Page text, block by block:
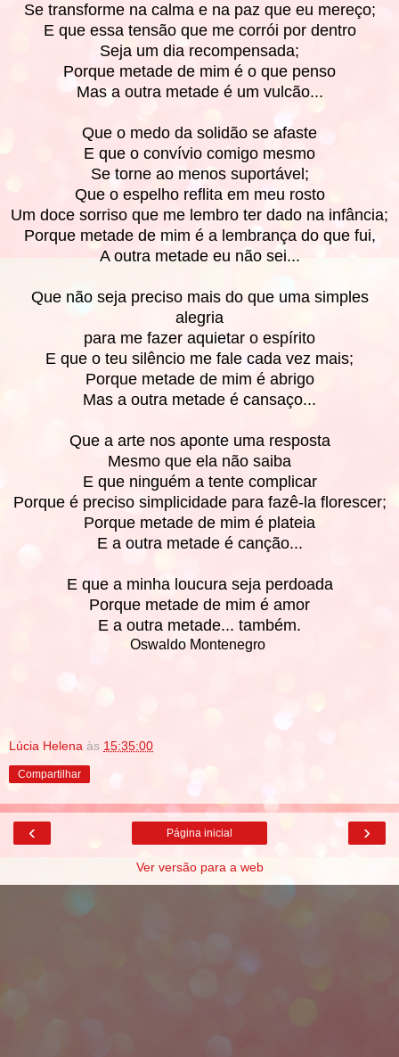
Se transforme na calma e na paz que eu mereço;
E que essa tensão que me corrói por dentro
Seja um dia recompensada;
Porque metade de mim é o que penso
Mas a outra metade é um vulcão...
Que o medo da solidão se afaste
E que o convívio comigo mesmo
Se torne ao menos suportável;
Que o espelho reflita em meu rosto
Um doce sorriso que me lembro ter dado na infância;
Porque metade de mim é a lembrança do que fui,
A outra metade eu não sei...
Que não seja preciso mais do que uma simples
alegria
para me fazer aquietar o espírito
E que o teu silêncio me fale cada vez mais;
Porque metade de mim é abrigo
Mas a outra metade é cansaço...
Que a arte nos aponte uma resposta
Mesmo que ela não saiba
E que ninguém a tente complicar
Porque é preciso simplicidade para fazê-la florescer;
Porque metade de mim é plateia
E a outra metade é canção...
E que a minha loucura seja perdoada
Porque metade de mim é amor
E a outra metade... também.
Oswaldo Montenegro
Lúcia Helena às 15:35:00
Compartilhar
‹ ›
Página inicial
Ver versão para a web